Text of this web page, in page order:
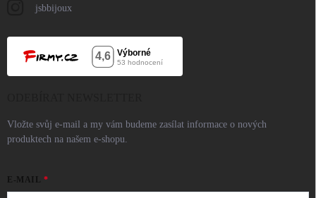
jsbbijoux
Vložte svůj e-mail a my vám budeme zasílat informace o nových
produktech na našem e-shopu.
E-MAIL